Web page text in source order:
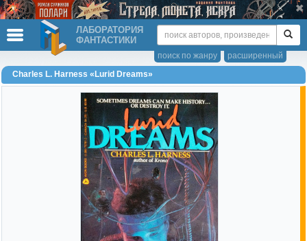
ЛАБОРАТОРИЯ
ФАНТАСТИКИ
расширенный
поиск по жанру
Charles L. Harness «Lurid Dreams»